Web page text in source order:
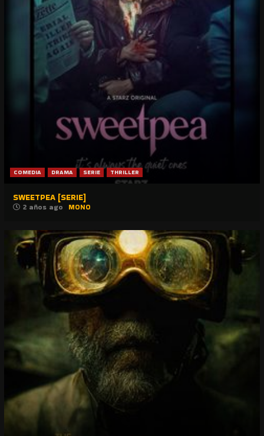
COMEDIA DRAMA SERIE THRILLER
SWEETPEA [SERIE]
2 años ago MONO